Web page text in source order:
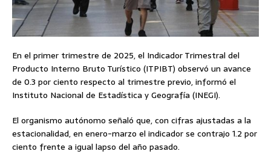
En el primer trimestre de 2025, el Indicador Trimestral del
Producto Interno Bruto Turístico (ITPIBT) observó un avance
de 0.3 por ciento respecto al trimestre previo, informó el
Instituto Nacional de Estadística y Geografía (INEGI).
El organismo autónomo señaló que, con cifras ajustadas a la
estacionalidad, en enero-marzo el indicador se contrajo 1.2 por
ciento frente a igual lapso del año pasado.